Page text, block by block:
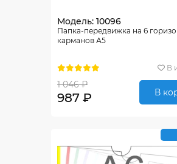
Модель: 10096
Папка-передвижка на 6
карманов А5
В
1 046 ₽
987 ₽ В